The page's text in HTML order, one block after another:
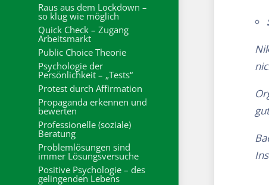
Raus aus dem Lockdown –
so klug wie möglich
Quick Check – Zugang
Arbeitsmarkt
Public Choice Theorie
Psychologie der
Persönlichkeit – „Tests“
Protest durch Affirmation
Propaganda erkennen und
bewerten
Professionelle (soziale)
Beratung
Problemlösungen sind
immer Lösungsversuche
Positive Psychologie – des
gelingenden Lebens